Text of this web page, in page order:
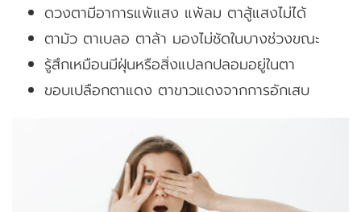
ดวงตามีอาการแพ้แสง แพ้ลม ตาสู้แสงไม่ได้
ตามัว ตาเบลอ ตาล้า มองไม่ชัดในบางช่วงขณะ
รู้สึกเหมือนมีฝุ่นหรือสิ่งแปลกปลอมอยู่ในตา
ขอบเปลือกตาแดง ตาขาวแดงจากการอักเสบ